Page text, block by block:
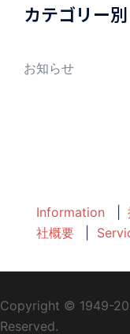
カテゴリー別
お知らせ
Information
社概要
Copyright © 1949-
Reserved.